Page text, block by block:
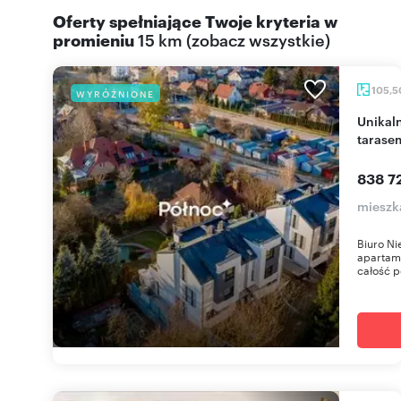
Oferty spełniające Twoje kryteria w
promieniu15 km (zobacz wszystkie)
WYRÓŻNIONE
Unikalny apartament 105,5 m2 z antresolą i
838
Biuro
całość